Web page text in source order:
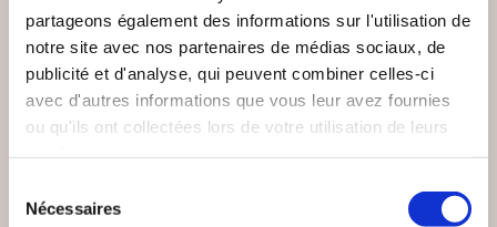
partageons également des informations sur l'utilisation de
notre site avec nos partenaires de médias sociaux, de
publicité et d'analyse, qui peuvent combiner celles-ci
avec d'autres informations que vous leur avez fournies
ou qu'ils ont collectées lors de votre utilisation de leurs
Nécessaires